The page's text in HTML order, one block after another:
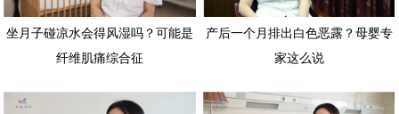
坐月子碰凉水会得风湿吗？可能是
纤维肌痛综合征
产后一个月排出白色恶露？母婴专
家这么说